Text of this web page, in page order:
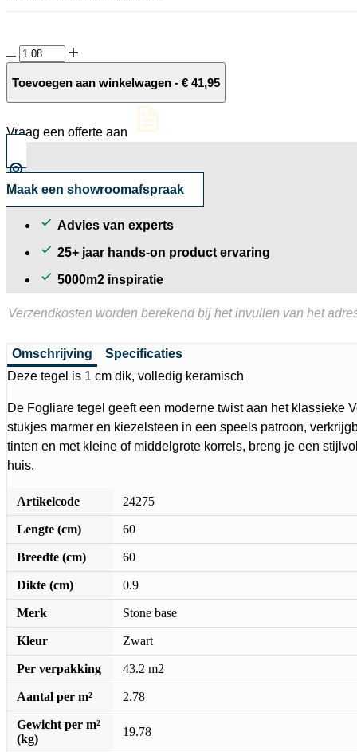
Fogliare
10MM
Black
cm
Toevoegen aan winkelwagen - € 41,95
Vraag een offerte aan
Maak een showroomafspraak
Advies van experts
25+ jaar hands-on product ervaring
5000m2 inspiratie
Verzendkosten worden berekend bij het invullen van het
Omschrijving
Specificaties
Deze tegel is 1 cm dik, volledig keramisch
De Fogliare tegel geeft een moderne twist aan het klassieke
stukjes marmer en kiezelsteen in een speels patroon,
tinten en met kleine of middelgrote korrels, breng je een
huis.
Artikelcode 24275
Lengte (cm) 60
Breedte (cm) 60
Dikte (cm) 0.9
Merk Stone base
Kleur Zwart
Per verpakking 43.2 m2
Aantal per m² 2.78
Gewicht per m²
(kg)
19.78